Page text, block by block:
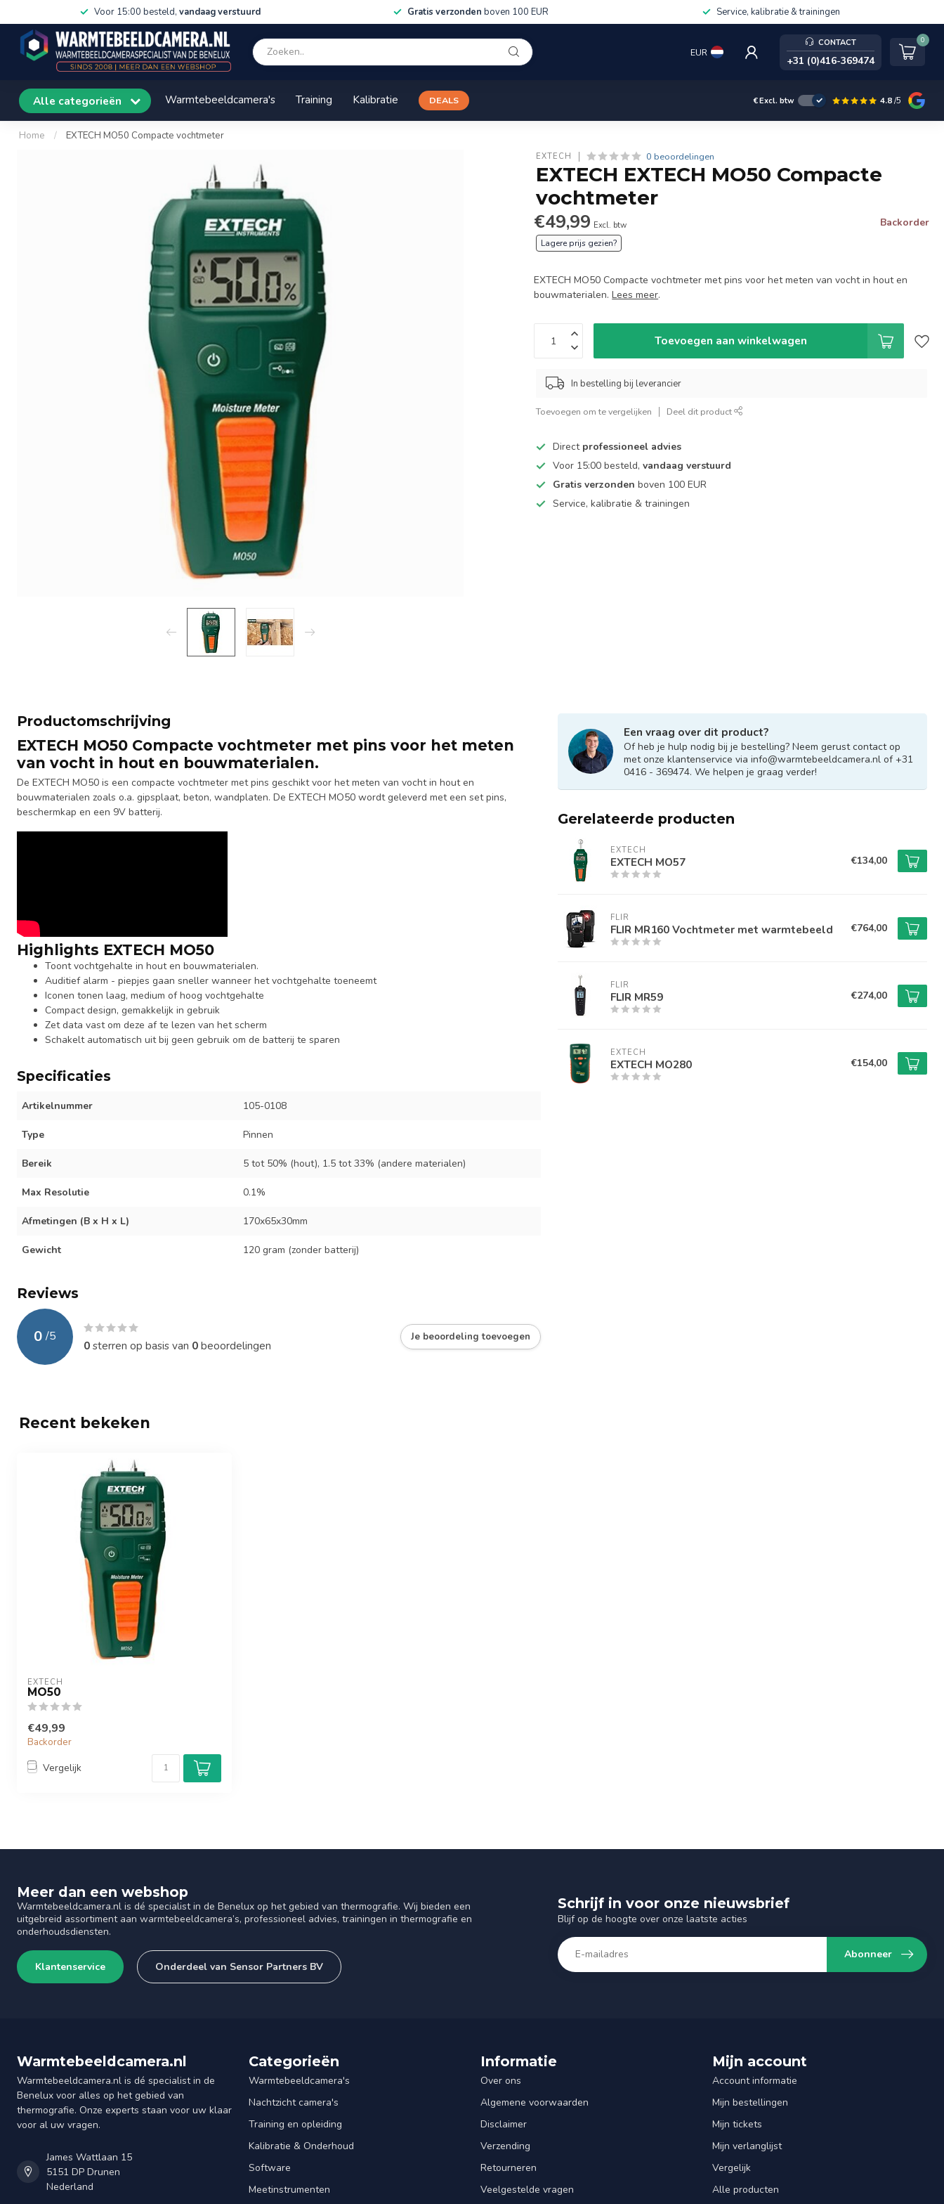
Voor 15:00 besteld, vandaag verstuurd Gratis verzonden boven 100 EUR Service, kalibratie & trainingen
EUR
CONTACT
+31 (0)416-369474
0
Alle categorieën Warmtebeeldcamera's Training Kalibratie DEALS €Excl. btw 4.8/5
Home / EXTECH MO50 Compacte vochtmeter
EXTECH 0 beoordelingen
EXTECH EXTECH MO50 Compacte
vochtmeter
€49,99 Excl. btw Backorder
Lagere prijs gezien?
EXTECH MO50 Compacte vochtmeter met pins voor het meten van vocht in hout en
bouwmaterialen.Lees meer.
Toevoegen aan winkelwagen
In bestelling bij leverancier
Toevoegen om te vergelijken Deel dit product
Direct professioneel advies
Voor 15:00 besteld,vandaag verstuurd
Gratis verzonden boven 100 EUR
Service, kalibratie & trainingen
Productomschrijving
EXTECH MO50 Compacte vochtmeter met pins voor het meten
van vocht in hout en bouwmaterialen.
De EXTECH MO50 is een compacte vochtmeter met pins geschikt voor het meten van vocht in hout en
bouwmaterialen zoals o.a. gipsplaat, beton, wandplaten. De EXTECH MO50 wordt geleverd met een set pins,
beschermkap en een 9V batterij.
Highlights EXTECH MO50
Toont vochtgehalte in hout en bouwmaterialen.
Auditief alarm - piepjes gaan sneller wanneer het vochtgehalte toeneemt
Iconen tonen laag, medium of hoog vochtgehalte
Compact design, gemakkelijk in gebruik
Zet data vast om deze af te lezen van het scherm
Schakelt automatisch uit bij geen gebruik om de batterij te sparen
Specificaties
Artikelnummer 105-0108
Type Pinnen
Bereik 5 tot 50% (hout), 1.5 tot 33% (andere materialen)
Max Resolutie 0.1%
Afmetingen (B x H x L) 170x65x30mm
Gewicht 120 gram (zonder batterij)
Reviews
0 /5
0sterren op basis van 0beoordelingen
Je beoordeling toevoegen
Een vraag over dit product?
Of heb je hulp nodig bij je bestelling? Neem gerust contact op
met onze klantenservice via info@warmtebeeldcamera.nl of +31
0416 - 369474. We helpen je graag verder!
Gerelateerde producten
EXTECH
EXTECH MO57 €134,00
FLIR
FLIR MR160 Vochtmeter met warmtebeeld €764,00
FLIR
FLIR MR59 €274,00
EXTECH
EXTECH MO280 €154,00
Recent bekeken
EXTECH
MO50
€49,99
Backorder
Vergelijk
Meer dan een webshop
Warmtebeeldcamera.nl is dé specialist in de Benelux op het gebied van thermografie. Wij bieden een
uitgebreid assortiment aan warmtebeeldcamera’s, professioneel advies, trainingen in thermografie en
onderhoudsdiensten.
Klantenservice Onderdeel van Sensor Partners BV
Schrijf in voor onze nieuwsbrief
Blijf op de hoogte over onze laatste acties
Abonneer
Warmtebeeldcamera.nl
Warmtebeeldcamera.nl is dé specialist in de
Benelux voor alles op het gebied van
thermografie. Onze experts staan voor uw klaar
voor al uw vragen.
James Wattlaan 15
5151 DP Drunen
Nederland
Categorieën
Warmtebeeldcamera's
Nachtzicht camera's
Training en opleiding
Kalibratie & Onderhoud
Software
Meetinstrumenten
Informatie
Over ons
Algemene voorwaarden
Disclaimer
Verzending
Retourneren
Veelgestelde vragen
Mijn account
Account informatie
Mijn bestellingen
Mijn tickets
Mijn verlanglijst
Vergelijk
Alle producten